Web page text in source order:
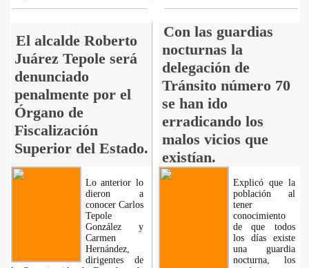
El alcalde Roberto
Juárez Tepole será
denunciado
penalmente por el
Órgano de
Fiscalización
Superior del Estado.
Con las guardias
nocturnas la
delegación de
Tránsito número 70
se han ido
erradicando los
malos vicios que
existían.
Lo anterior lo
dieron a
conocer Carlos
Tepole
González y
Carmen
Hernández,
dirigentes de
Explicó que la
población al
tener
conocimiento
de que todos
los días existe
una guardia
nocturna, los